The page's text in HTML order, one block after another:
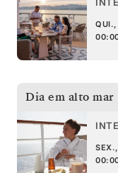
QUI.,
Dia em alto mar